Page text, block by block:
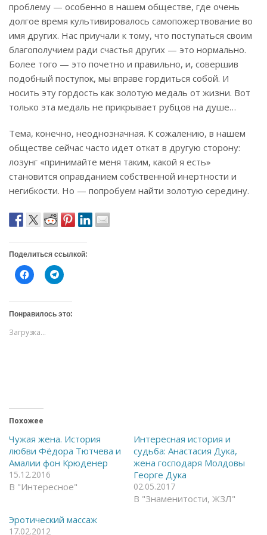
проблему — особенно в нашем обществе, где очень
долгое время культивировалось самопожертвование во
имя других. Нас приучали к тому, что поступаться своим
благополучием ради счастья других — это нормально.
Более того — это почетно и правильно, и, совершив
подобный поступок, мы вправе гордиться собой. И
носить эту гордость как золотую медаль от жизни. Вот
только эта медаль не прикрывает рубцов на душе…
Тема, конечно, неоднозначная. К сожалению, в нашем
обществе сейчас часто идет откат в другую сторону:
лозунг «принимайте меня таким, какой я есть»
становится оправданием собственной инертности и
негибкости. Но — попробуем найти золотую середину.
Поделиться ссылкой:
Н
а
и
т
е
ч
т
ь
а
F
a
c
e
b
o
т
к
Н
а
и
т
е
я
в
T
e
g
(
Понравилось это:
Загрузка...
Похожее
Чужая жена. История
любви Фёдора Тютчева и
Амалии фон Крюденер
15.12.2016
В "Интересное"
Интересная история и
судьба: Анастасия Дука,
жена господаря Молдовы
Георге Дука
02.05.2017
В "Знаменитости, ЖЗЛ"
Эротический массаж
17.02.2012